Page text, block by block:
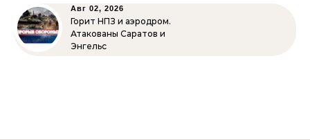
Авг 02, 2026
Горит НПЗ и аэродром.
Атакованы Саратов и
Энгельс